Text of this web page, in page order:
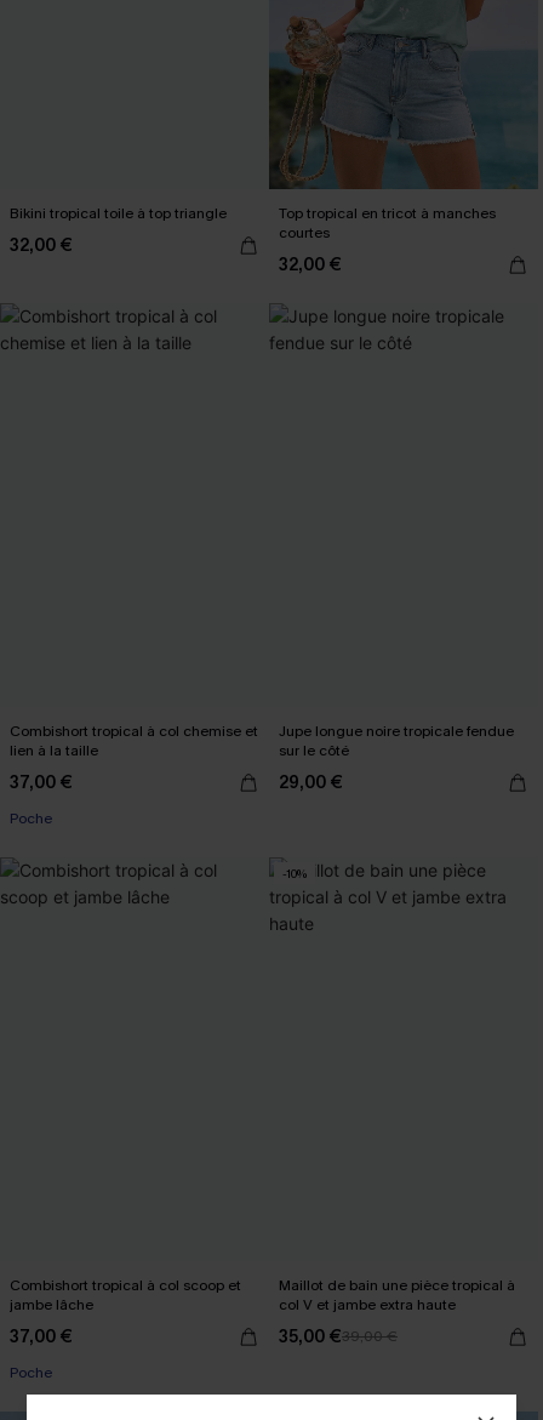
Bikini tropical toile à top triangle
32,00 €
Top tropical en tricot à manches
courtes
32,00 €
Combishort tropical à col chemise et
lien à la taille
37,00 €
Poche
Jupe longue noire tropicale fendue
sur le côté
29,00 €
Combishort tropical à col scoop et
jambe lâche
37,00 €
Poche
-10%
Maillot de bain une pièce tropical à
col V et jambe extra haute
35,00 €39,00 €